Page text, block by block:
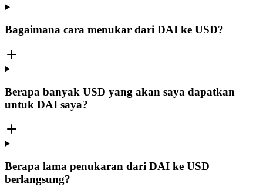
Bagaimana cara menukar dari DAI ke USD?
Berapa banyak USD yang akan saya dapatkan
untuk DAI saya?
Berapa lama penukaran dari DAI ke USD
berlangsung?